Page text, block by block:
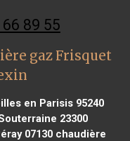
89 55
gaz Frisquet
en Parisis 95240
23300
07130chaudière